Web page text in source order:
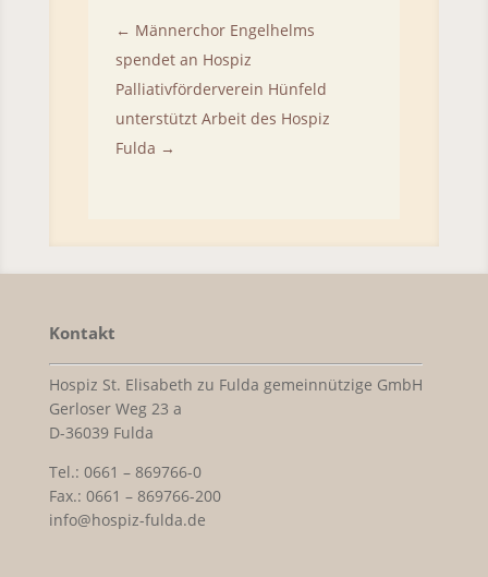
← Männerchor Engelhelms
spendet an Hospiz
Palliativförderverein Hünfeld
unterstützt Arbeit des Hospiz
Fulda →
Kontakt
Hospiz St. Elisabeth zu Fulda gemeinnützige GmbH
Gerloser Weg 23 a
D-36039 Fulda
Tel.: 0661 – 869766-0
Fax.: 0661 – 869766-200
info@hospiz-fulda.de